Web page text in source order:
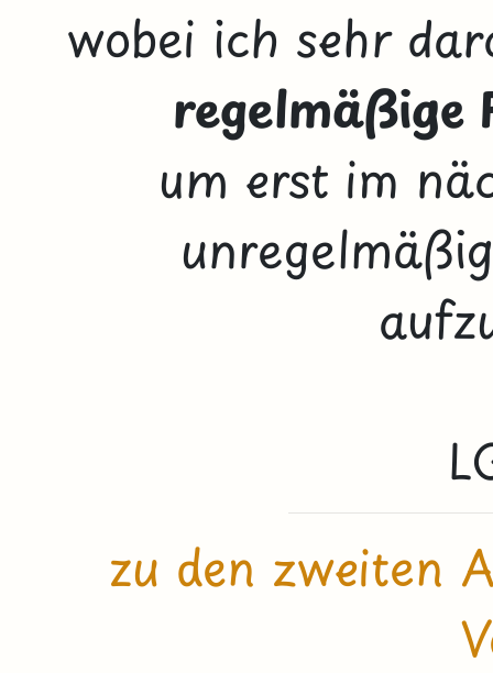
wobei ich sehr
regelmäßige
um erst im
zu den zweiten